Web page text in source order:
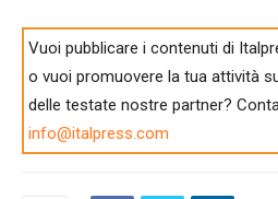
Vuoi pubblicare i contenuti di
o vuoi promuovere la tua attività
delle testate nostre partner?
info@italpress.com